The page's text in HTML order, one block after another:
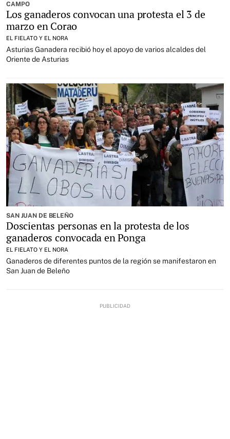
CAMPO
Los ganaderos convocan una protesta el 3 de
marzo en Corao
EL FIELATO Y EL NORA
Asturias Ganadera recibió hoy el apoyo de varios alcaldes del
Oriente de Asturias
SAN JUAN DE BELEÑO
Doscientas personas en la protesta de los
ganaderos convocada en Ponga
EL FIELATO Y EL NORA
Ganaderos de diferentes puntos de la región se manifestaron en
San Juan de Beleño